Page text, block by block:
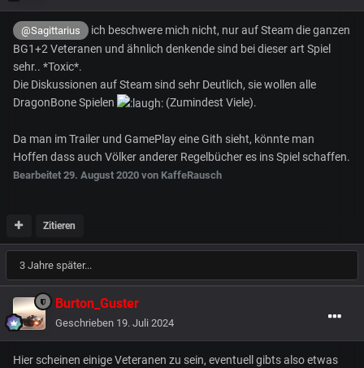
@Sagittarius
ich beschwere mich nicht, nur auf Steam die ganzen
BG1+2 Veteranen und ähnlich denkende sind bei dieser art Spiel
sehr.. *Toxic*.
Die Diskussionen auf Steam sind sehr Deutlich, sie wollen alle
DragonBone Spielen
(Zumindest Viele).
Da man im Trailer und GamePlay eine Gith sieht, könnte man
Hoffen dass auch Völker anderer Regelbücher es ins Spiel schaffen.
Bearbeitet 29. August 2020 von KaffeRausch
Zitieren
3 Jahre später...
Burton_Guster
Geschrieben 19. Juli 2024
Hier scheinen einige Veteranen zu sein, eventuell gibts also etwas